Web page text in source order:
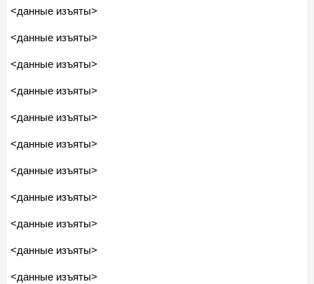
<данные изъяты>
<данные изъяты>
<данные изъяты>
<данные изъяты>
<данные изъяты>
<данные изъяты>
<данные изъяты>
<данные изъяты>
<данные изъяты>
<данные изъяты>
<данные изъяты>